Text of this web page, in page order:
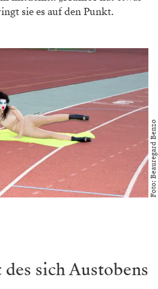
sie es auf den Punkt.
Foto: Beauregard Benzo
sich Austobens